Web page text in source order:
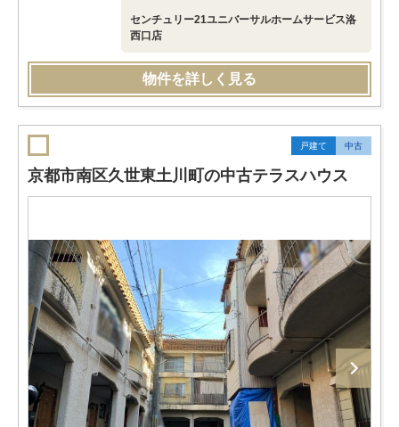
センチュリー21ユニバーサルホームサービス洛
西口店
物件を詳しく見る
戸建て 中古
京都市南区久世東土川町の中古テラスハウス